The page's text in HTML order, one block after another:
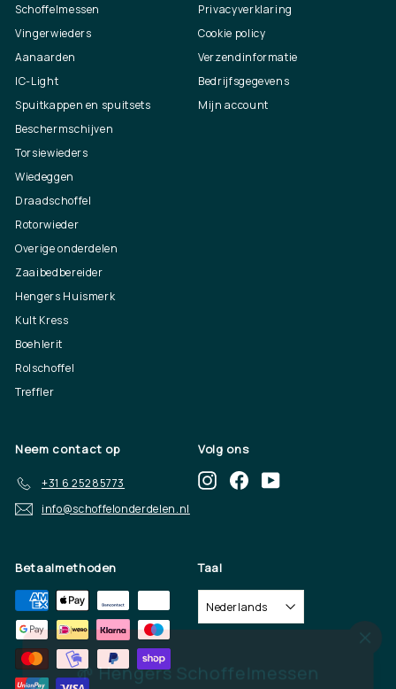
🌱 Hengers Schoffelmessen
Schoffelmessen
Vingerwieders
Aanaarden
IC-Light
Spuitkappen en spuitsets
Beschermschijven
Torsiewieders
Wiedeggen
Draadschoffel
Rotorwieder
Overige onderdelen
Zaaibedbereider
Hengers Huismerk
Kult Kress
Boehlerit
Rolschoffel
Treffler
Privacyverklaring
Cookie policy
Verzendinformatie
Bedrijfsgegevens
Mijn account
Neem contact op
+31 6 25285773
info@schoffelonderdelen.nl
Volg ons
InstagramFacebook
Betaalmethoden Taal
Nederlands